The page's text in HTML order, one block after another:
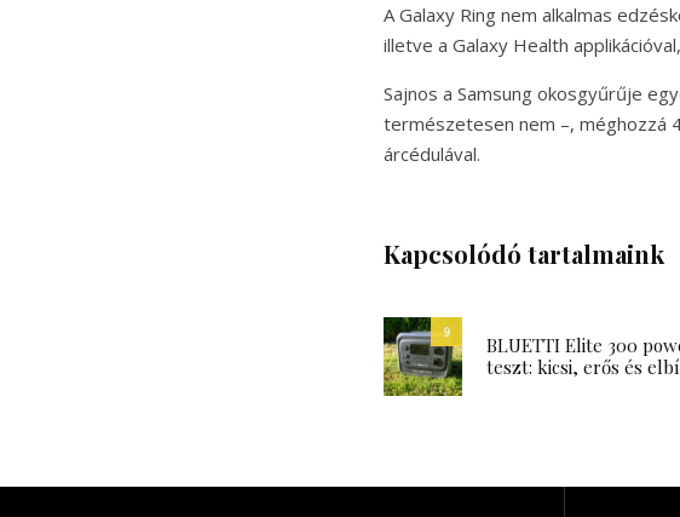
A Galaxy Ring nem alkalmas
illetve a Galaxy Health
Sajnos a Samsung okosgyűrűje
természetesen nem –, méghozzá
árcédulával.
Kapcsolódó tartalmaink
9
BLUETTI Elite 300
teszt: kicsi, erős és